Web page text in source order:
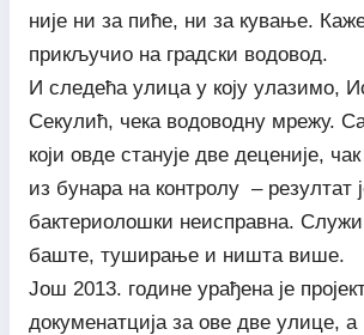
није ни за пиће, ни за кување.
прикључио на градски водовод.
И следећа улица у коју улазимо,
Секулић, чека водоводну мрежу.
који овде станује две деценије,
из бунара на контролу – резултат
бактериолошки неисправна.
баште, туширање и ништа више.
Још 2013. године урађена је
докуменатција за ове две улице, а